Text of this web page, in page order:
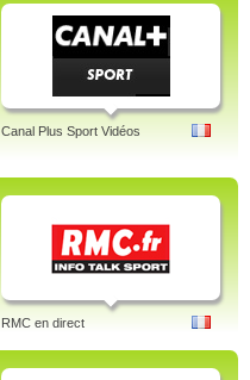
Canal Plus Sport Vidéos
RMC en direct